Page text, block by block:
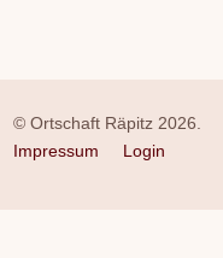
© Ortschaft Räpitz 2026.
Impressum
Login